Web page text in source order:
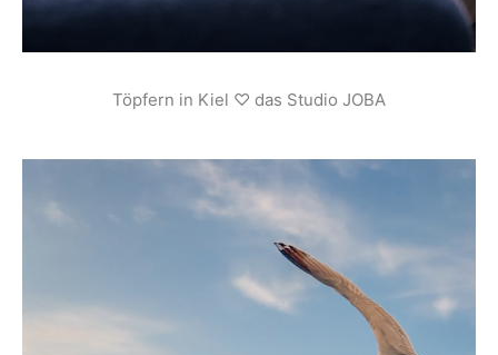
Töpfern in Kiel ♡ das Studio JOBA